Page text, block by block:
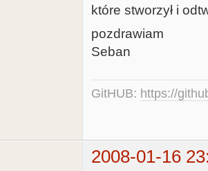
które stworzył i
pozdrawiam
Seban
GitHUB: https://
2008-01-16